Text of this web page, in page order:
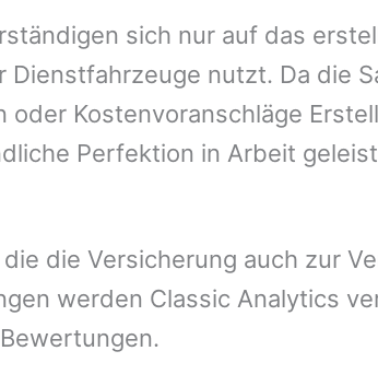
sich nur auf das
nutzt. Da die
Kostenvoranschläge
Perfektion in Arbeit
die Versicherung auch zur
werden Classic Analytics